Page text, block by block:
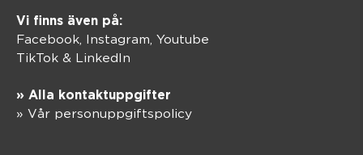
Vi finns även på:
Facebook, Instagram Youtube
TikTok & LinkedIn
» Alla kontaktuppgifter
» Vår personuppgiftspolicy